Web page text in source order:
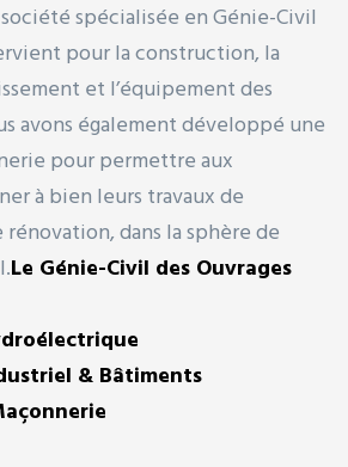
spécialisée en Génie-Civil
pour la construction, la
et l’équipement des
avons également développé une
pour permettre aux
à bien leurs travaux de
dans la sphère de
Le Génie-Civil des Ouvrages
& Bâtiments